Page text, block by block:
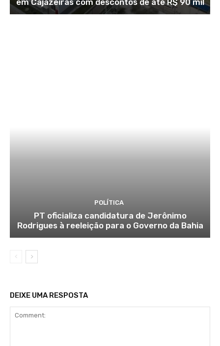
POLÍTICA
PT oficializa candidatura de Jerônimo
Rodrigues à reeleição para o Governo da Bahia
DEIXE UMA RESPOSTA